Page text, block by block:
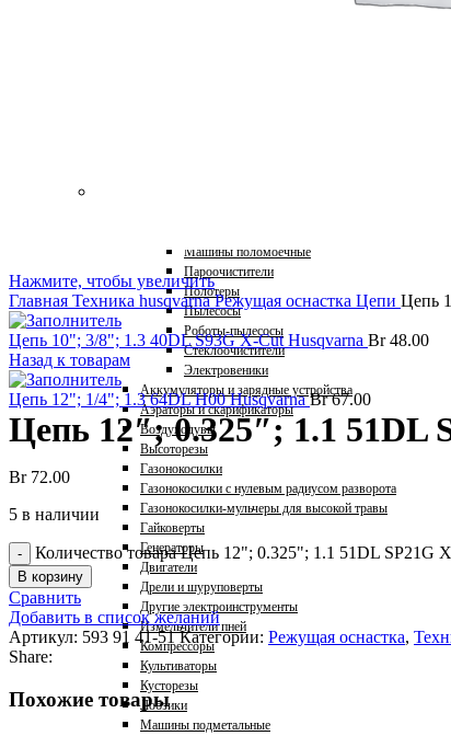
Машины поломоечные
Пароочистители
Полотеры
Пылесосы
Роботы-пылесосы
Стеклоочистители
Электровеники
Аккумуляторы и зарядные устройства
Аэраторы и скарификаторы
Воздуходувы
Высоторезы
Газонокосилки
Газонокосилки с нулевым радиусом разворота
Газонокосилки-мульчеры для высокой травы
Гайковерты
Генераторы
Двигатели
Дрели и шуруповерты
Другие электроинструменты
Измельчители пней
Компрессоры
Культиваторы
Кусторезы
Лобзики
Машины подметальные
Нажмите, чтобы увеличить
Главная Техника husqvarnaРежущая оснастка Цепи Цепь
Цепь 10"; 3/8"; 1.3 40DL S93G X-Cut Husqvarna Br48.00
Назад к товарам
Цепь 12"; 1/4"; 1.3 64DL H00 HusqvarnaBr67.00
Цепь 12″; 0.325″; 1.1 51DL
Br72.00
5 в наличии
Количество товара Цепь 12"; 0.325"; 1.1 51DL SP21G
В корзину
Сравнить
Добавить в список желаний
Артикул: 593 91 41-51Категории: Режущая оснастка,
Share:
Похожие товары